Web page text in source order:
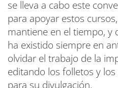
se lleva a cabo este
para apoyar estos
mantiene en el tiempo, y
ha existido siempre en
olvidar el trabajo de la
editando los folletos y
para su divulgación.